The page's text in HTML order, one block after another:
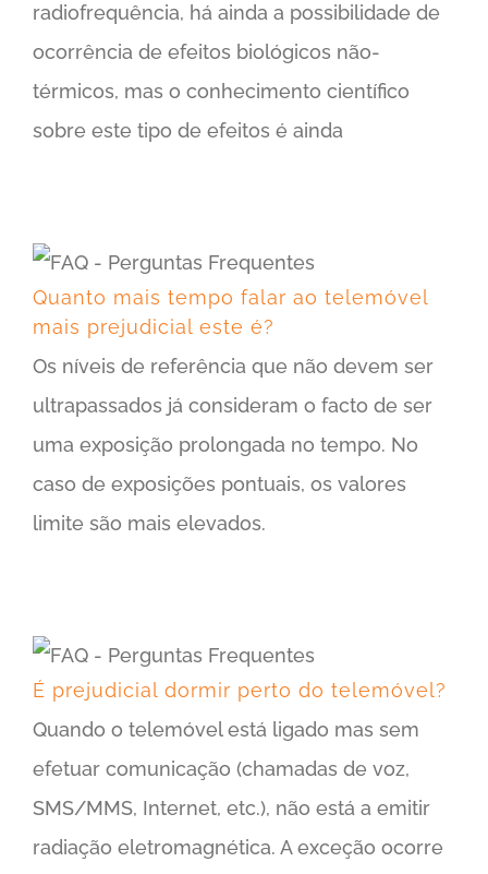
radiofrequência, há ainda a possibilidade de
ocorrência de efeitos biológicos não-
térmicos, mas o conhecimento científico
sobre este tipo de efeitos é ainda
Quanto mais tempo falar ao telemóvel
mais prejudicial este é?
Os níveis de referência que não devem ser
ultrapassados já consideram o facto de ser
uma exposição prolongada no tempo. No
caso de exposições pontuais, os valores
limite são mais elevados.
É prejudicial dormir perto do telemóvel?
Quando o telemóvel está ligado mas sem
efetuar comunicação (chamadas de voz,
SMS/MMS, Internet, etc.), não está a emitir
radiação eletromagnética. A exceção ocorre